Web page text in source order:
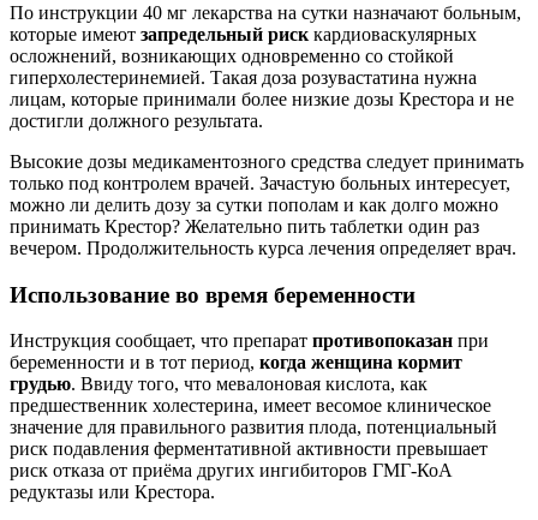
По инструкции 40 мг лекарства на сутки назначают больным,
которые имеют запредельный риск кардиоваскулярных
осложнений, возникающих одновременно со стойкой
гиперхолестеринемией. Такая доза розувастатина нужна
лицам, которые принимали более низкие дозы Крестора и не
достигли должного результата.
Высокие дозы медикаментозного средства следует принимать
только под контролем врачей. Зачастую больных интересует,
можно ли делить дозу за сутки пополам и как долго можно
принимать Крестор? Желательно пить таблетки один раз
вечером. Продолжительность курса лечения определяет врач.
Использование во время беременности
Инструкция сообщает, что препарат противопоказан при
беременности и в тот период, когда женщина кормит
грудью. Ввиду того, что мевалоновая кислота, как
предшественник холестерина, имеет весомое клиническое
значение для правильного развития плода, потенциальный
риск подавления ферментативной активности превышает
риск отказа от приёма других ингибиторов ГМГ-КоА
редуктазы или Крестора.